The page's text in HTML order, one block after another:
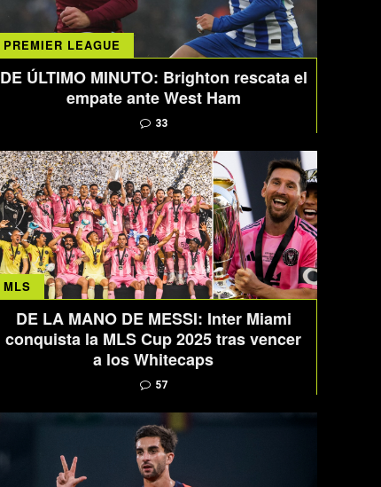
PREMIER LEAGUE
DE ÚLTIMO MINUTO: Brighton rescata el
empate ante West Ham
33
MLS
DE LA MANO DE MESSI: Inter Miami
conquista la MLS Cup 2025 tras vencer
a los Whitecaps
57